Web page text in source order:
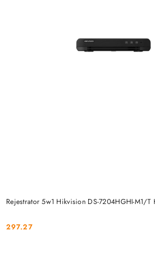
Rejestrator 5w1 Hikvision DS-7204HGHI-M1/T
Cena:
297.27